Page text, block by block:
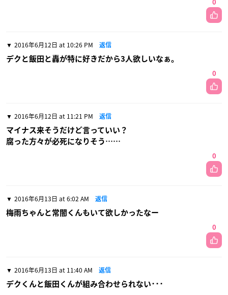
0
2016年6月12日 at 10:26 PM 返信
デクと飯田と轟が特に好きだから3人欲しいなぁ。
0
2016年6月12日 at 11:21 PM 返信
マイナス来そうだけど言っていい？
腐った方々が必死になりそう……
0
2016年6月13日 at 6:02 AM 返信
梅雨ちゃんと常闇くんもいて欲しかったなー
0
2016年6月13日 at 11:40 AM 返信
デクくんと飯田くんが組み合わせられない･･･